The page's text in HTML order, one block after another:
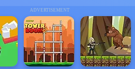
ADVERTISEMENT